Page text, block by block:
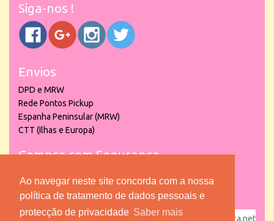
Ao navegar neste site concorda com a nossa
política de tratamento de dados pessoais e
protecção de privacidade Saber mais
Siga-nos !
Envios
DPD e MRW
Rede Pontos Pickup
Espanha Peninsular (MRW)
CTT (Ilhas e Europa)
Compre com Segurança
powered by puber!a | © 2026 Copyright www.lojadacrianca.net